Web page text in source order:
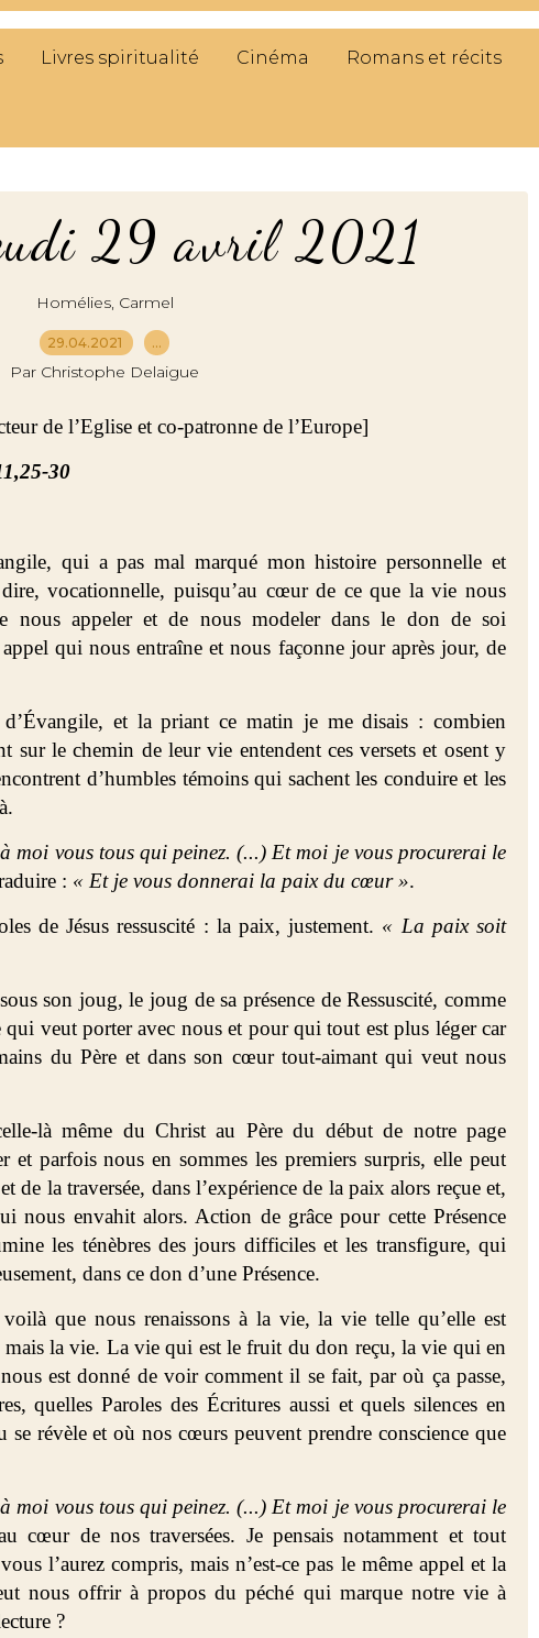
Livres spiritualité Cinéma Romans et récits
29 avril 2021
Homélies, Carmel
29.04.2021 …
Par Christophe Delaigue
de l’Eglise et co-patronne de l’Europe]
30
qui a pas mal marqué mon histoire personnelle et
vocationnelle, puisqu’au cœur de ce que la vie nous
nous appeler et de nous modeler dans le don de soi
qui nous entraîne et nous façonne jour après jour, de
d’Évangile, et la priant ce matin je me disais : combien
sur le chemin de leur vie entendent ces versets et osent y
d’humbles témoins qui sachent les conduire et les
à moi vous tous qui peinez. (...) Et moi je vous procurerai le
: « Et je vous donnerai la paix du cœur ».
de Jésus ressuscité : la paix, justement. « La paix soit
son joug, le joug de sa présence de Ressuscité, comme
veut porter avec nous et pour qui tout est plus léger car
du Père et dans son cœur tout-aimant qui veut nous
là même du Christ au Père du début de notre page
et parfois nous en sommes les premiers surpris, elle peut
de la traversée, dans l’expérience de la paix alors reçue et,
nous envahit alors. Action de grâce pour cette Présence
les ténèbres des jours difficiles et les transfigure, qui
dans ce don d’une Présence.
que nous renaissons à la vie, la vie telle qu’elle est
la vie. La vie qui est le fruit du don reçu, la vie qui en
est donné de voir comment il se fait, par où ça passe,
quelles Paroles des Écritures aussi et quels silences en
révèle et où nos cœurs peuvent prendre conscience que
à moi vous tous qui peinez. (...) Et moi je vous procurerai le
cœur de nos traversées. Je pensais notamment et tout
l’aurez compris, mais n’est-ce pas le même appel et la
nous offrir à propos du péché qui marque notre vie à
?